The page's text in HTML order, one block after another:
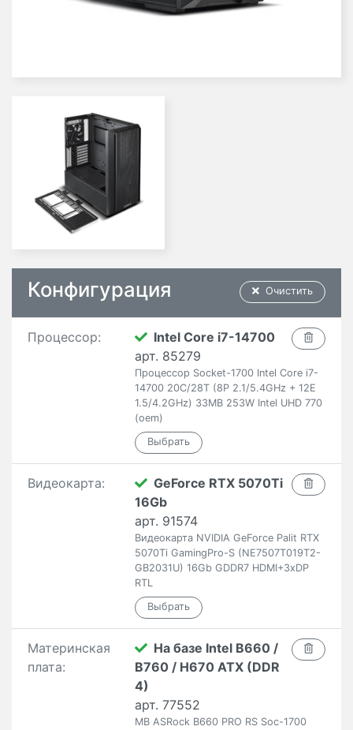
Очистить
Конфигурация
Процессор:
Intel Core i7-14700
арт. 85279
Процессор Socket-1700 Intel Core i7-
14700 20C/28T (8P 2.1/5.4GHz + 12E
1.5/4.2GHz) 33MB 253W Intel UHD 770
(oem)
Видеокарта:
GeForce RTX 5070Ti
16Gb
арт. 91574
Видеокарта NVIDIA GeForce Palit RTX
5070Ti GamingPro-S (NE7507T019T2-
GB2031U) 16Gb GDDR7 HDMI+3xDP
RTL
Материнская
плата:
На базе Intel B660 /
B760 / H670 ATX (DDR
4)
арт. 77552
MB ASRock B660 PRO RS Soc-1700